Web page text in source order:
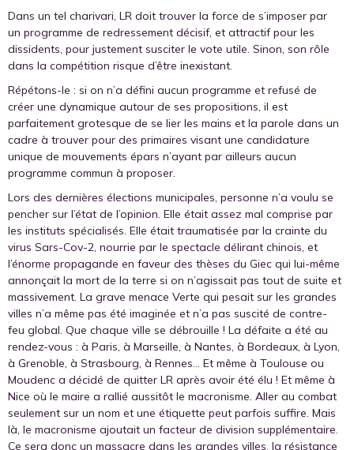
Dans un tel charivari, LR doit trouver la force de s’imposer par
un programme de redressement décisif, et attractif pour les
dissidents, pour justement susciter le vote utile. Sinon, son rôle
dans la compétition risque d’être inexistant.
Répétons-le : si on n’a défini aucun programme et refusé de
créer une dynamique autour de ses propositions, il est
parfaitement grotesque de se lier les mains et la parole dans un
cadre à trouver pour des primaires visant une candidature
unique de mouvements épars n’ayant par ailleurs aucun
programme commun à proposer.
Lors des dernières élections municipales, personne n’a voulu se
pencher sur l’état de l’opinion. Elle était assez mal comprise par
les instituts spécialisés. Elle était traumatisée par la crainte du
virus Sars-Cov-2, nourrie par le spectacle délirant chinois, et
l’énorme propagande en faveur des thèses du Giec qui lui-même
annonçait la mort de la terre si on n’agissait pas tout de suite et
massivement. La grave menace Verte qui pesait sur les grandes
villes n’a même pas été imaginée et n’a pas suscité de contre-
feu global. Que chaque ville se débrouille ! La défaite a été au
rendez-vous : à Paris, à Marseille, à Nantes, à Bordeaux, à Lyon,
à Grenoble, à Strasbourg, à Rennes… Et même à Toulouse ou
Moudenc a décidé de quitter LR après avoir été élu ! Et même à
Nice où le maire a rallié aussitôt le macronisme. Aller au combat
seulement sur un nom et une étiquette peut parfois suffire. Mais
là, le macronisme ajoutait un facteur de division supplémentaire.
Ce sera donc un massacre dans les grandes villes, la résistance